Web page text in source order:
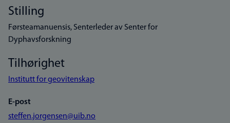
Stilling
Førsteamanuensis, Senterleder av Senter for
Dyphavsforskning
Tilhørighet
Institutt for geovitenskap
E-post
steffen.jorgensen@uib.no